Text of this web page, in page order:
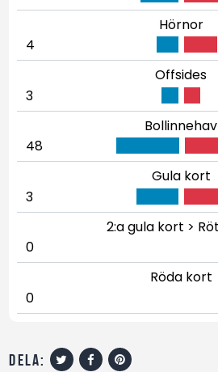
Hörnor
4
Offsides
3
Bollinnehav
48
Gula kort
3
2:a gula kort >
0
Röda kort
0
dela: